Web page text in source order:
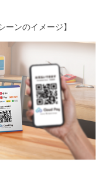
ーンのイメージ】